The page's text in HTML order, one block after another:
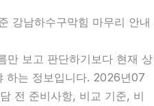
강남하수구막힘 마무리 안내
만 보고 판단하기보다 현재 상
하는 정보입니다. 2026년07
전 준비사항, 비교 기준, 비